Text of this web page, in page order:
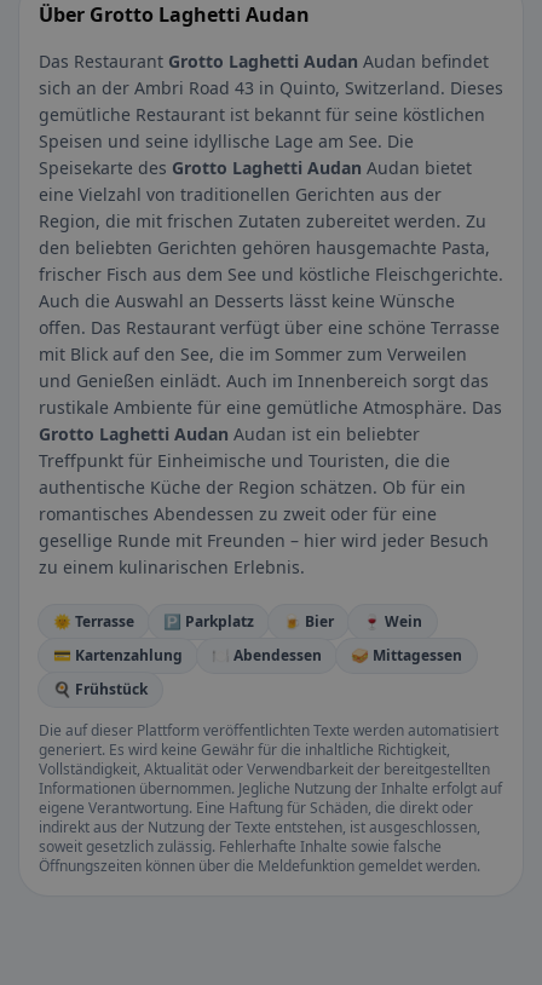
Über Grotto Laghetti Audan
Das Restaurant Grotto Laghetti Audan Audan befindet
sich an der Ambri Road 43 in Quinto, Switzerland. Dieses
gemütliche Restaurant ist bekannt für seine köstlichen
Speisen und seine idyllische Lage am See. Die
Speisekarte des Grotto Laghetti Audan Audan bietet
eine Vielzahl von traditionellen Gerichten aus der
Region, die mit frischen Zutaten zubereitet werden. Zu
den beliebten Gerichten gehören hausgemachte Pasta,
frischer Fisch aus dem See und köstliche Fleischgerichte.
Auch die Auswahl an Desserts lässt keine Wünsche
offen. Das Restaurant verfügt über eine schöne Terrasse
mit Blick auf den See, die im Sommer zum Verweilen
und Genießen einlädt. Auch im Innenbereich sorgt das
rustikale Ambiente für eine gemütliche Atmosphäre. Das
Grotto Laghetti Audan Audan ist ein beliebter
Treffpunkt für Einheimische und Touristen, die die
authentische Küche der Region schätzen. Ob für ein
romantisches Abendessen zu zweit oder für eine
gesellige Runde mit Freunden – hier wird jeder Besuch
zu einem kulinarischen Erlebnis.
🌞 Terrasse 🅿️ Parkplatz 🍺 Bier
🍷 Wein
💳 Kartenzahlung
🍽️ Abendessen
🥪 Mittagessen
🍳 Frühstück
Die auf dieser Plattform veröffentlichten Texte werden automatisiert
generiert. Es wird keine Gewähr für die inhaltliche Richtigkeit,
Vollständigkeit, Aktualität oder Verwendbarkeit der bereitgestellten
Informationen übernommen. Jegliche Nutzung der Inhalte erfolgt auf
eigene Verantwortung. Eine Haftung für Schäden, die direkt oder
indirekt aus der Nutzung der Texte entstehen, ist ausgeschlossen,
soweit gesetzlich zulässig. Fehlerhafte Inhalte sowie falsche
Öffnungszeiten können über die Meldefunktion gemeldet werden.